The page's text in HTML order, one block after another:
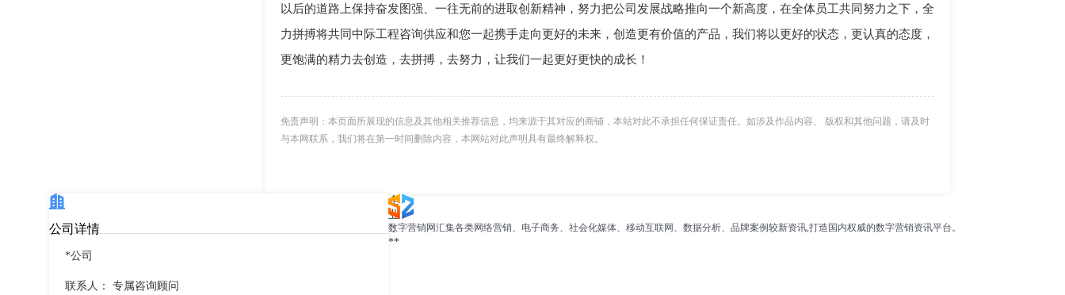
以后的道路上保持奋发图强、一往无前的进取创新精神，努力把公司发展战略推向一个新高度，在全体员工共同努力之下，全
力拼搏将共同中际工程咨询供应和您一起携手走向更好的未来，创造更有价值的产品，我们将以更好的状态，更认真的态度，
更饱满的精力去创造，去拼搏，去努力，让我们一起更好更快的成长！
免责声明：本页面所展现的信息及其他相关推荐信息，均来源于其对应的商铺，本站对此不承担任何保证责任。如涉及作品内容、 版权和其他问题，请及时
与本网联系，我们将在第一时间删除内容，本网站对此声明具有最终解释权。
公司详情
企
业
：
**
*公司
联系人： 专属咨询顾问
数字营销网汇集各类网络营销、电子商务、社会化媒体、移动互联网、数据分析、品牌案例较新资讯,打造国内权威的数字营销资讯平台。